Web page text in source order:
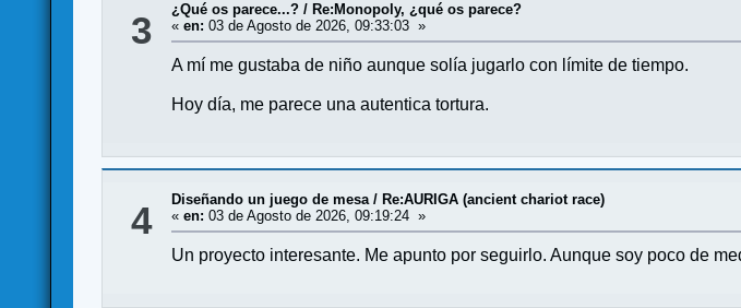
3 ¿Qué os parece...? / Re:Monopoly, ¿qué os parece?
«en: 03 de Agosto de 2026, 09:33:03 »
A mí me gustaba de niño aunque solía jugarlo con límite de tiempo.
Hoy día, me parece una autentica tortura.
4 Diseñando un juego de mesa/ Re:AURIGA (ancient chariot race)
«en: 03 de Agosto de 2026, 09:19:24 »
Un proyecto interesante. Me apunto por seguirlo. Aunque soy poco de